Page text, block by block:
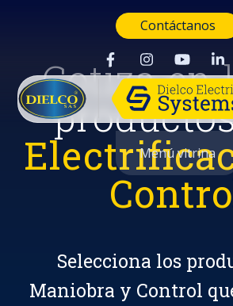
Contáctanos
Menú vitrina
Cotiza en
Selecciona los
Maniobra y Control